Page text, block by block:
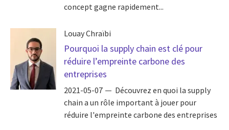
concept gagne rapidement...
Louay Chraïbi
Pourquoi la supply chain est clé pour
réduire l’empreinte carbone des
entreprises
2021-05-07
Découvrez en quoi la supply
chain a un rôle important à jouer pour
réduire l'empreinte carbone des entreprises